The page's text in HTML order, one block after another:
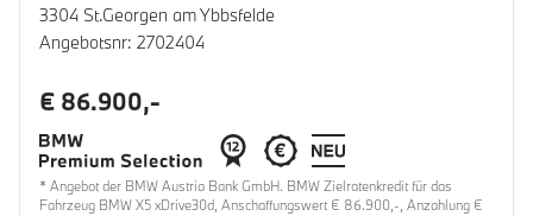
3304 St.Georgen am Ybbsfelde
Angebotsnr: 2702404
€ 86.900,-
* Angebot der BMW Austria Bank GmbH. BMW Zielratenkredit für das
Fahrzeug BMW X5 xDrive30d, Anschaffungswert € 86.900,-, Anzahlung €